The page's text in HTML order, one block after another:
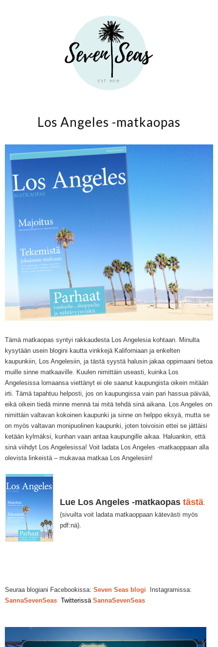
Los Angeles -matkaopas
Tämä matkaopas syntyi rakkaudesta Los Angelesia kohtaan. Minulta
kysytään usein blogini kautta vinkkejä Kaliforniaan ja enkelten
kaupunkiin, Los Angelesiin, ja tästä syystä halusin jakaa oppimaani tietoa
muille sinne matkaaville. Kuulen nimittäin useasti, kuinka Los
Angelesissa lomaansa viettänyt ei ole saanut kaupungista oikein mitään
irti. Tämä tapahtuu helposti, jos on kaupungissa vain pari hassua päivää,
eikä oikein tiedä minne mennä tai mitä tehdä sinä aikana. Los Angeles on
nimittäin valtavan kokoinen kaupunki ja sinne on helppo eksyä, mutta se
on myös valtavan monipuolinen kaupunki, joten toivoisin ettei se jättäisi
ketään kylmäksi, kunhan vaan antaa kaupungille aikaa. Haluankin, että
sinä viihdyt Los Angelesissa! Voit ladata Los Angeles -matkaoppaan alla
olevista linkeistä – mukavaa matkaa Los Angelesiin!
Lue Los Angeles -matkaopas tästä
(sivuilta voit ladata matkaoppaan kätevästi myös
pdf:nä).
Seuraa blogiani Facebookissa: Seven Seas blogi Instagramissa:
SannaSevenSeas Twitterissä SannaSevenSeas